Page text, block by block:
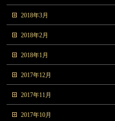
2018年3月
2018年2月
2018年1月
2017年12月
2017年11月
2017年10月